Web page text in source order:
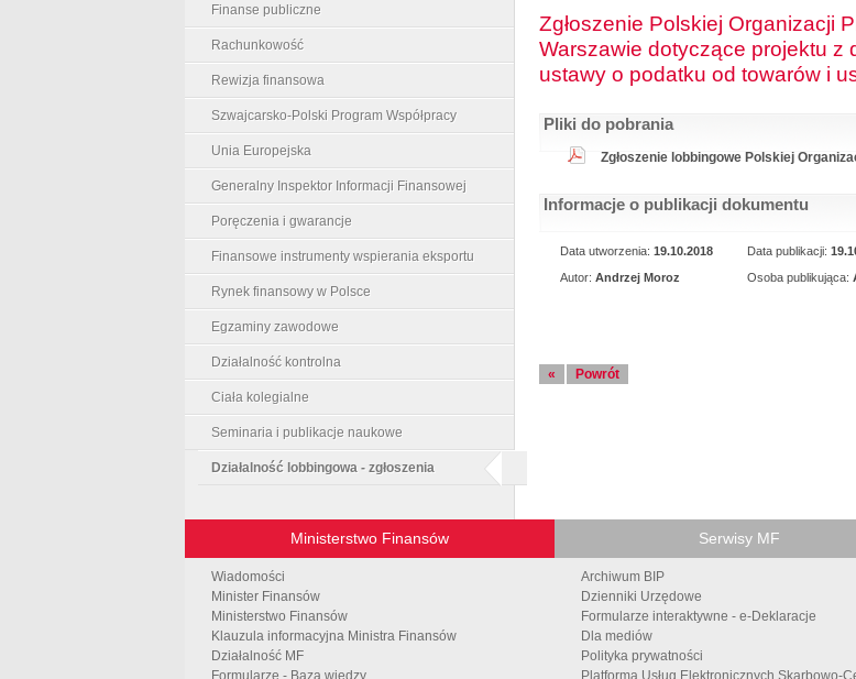
Finanse publiczne
Rachunkowość
Rewizja finansowa
Szwajcarsko-Polski Program Współpracy
Unia Europejska
Generalny Inspektor Informacji Finansowej
Poręczenia i gwarancje
Finansowe instrumenty wspierania eksportu
Rynek finansowy w Polsce
Egzaminy zawodowe
Działalność kontrolna
Ciała kolegialne
Seminaria i publikacje naukowe
Działalność lobbingowa - zgłoszenia
Zgłoszenie Polskiej Organizacji
Warszawie dotyczące projektu z
ustawy o podatku od towarów i
Pliki do pobrania
Zgłoszenie lobbingowe Polskiej
Informacje o publikacji dokumentu
Data utworzenia: 19.10.2018 Data publikacji:
Autor: Andrzej Moroz Osoba publikująca:
« Powrót
Ministerstwo Finansów
Wiadomości
Minister Finansów
Ministerstwo Finansów
Klauzula informacyjna Ministra Finansów
Działalność MF
Formularze - Baza wiedzy
Serwisy MF
Archiwum BIP
Dzienniki Urzędowe
Formularze interaktywne - e-Deklaracje
Dla mediów
Polityka prywatności
Platforma Usług Elektronicznych Skarbowo-